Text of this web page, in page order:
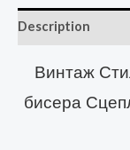
Description
Винтаж
бисера